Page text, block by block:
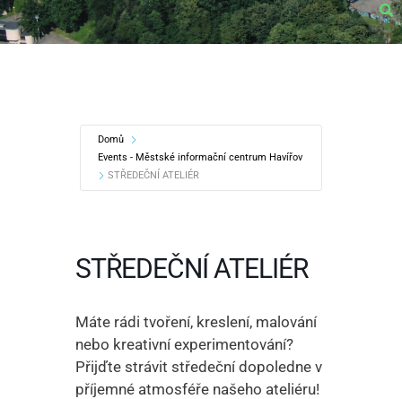
Domů
Events - Městské informační centrum Havířov
STŘEDEČNÍ ATELIÉR
STŘEDEČNÍ ATELIÉR
Máte rádi tvoření, kreslení, malování
nebo kreativní experimentování?
Přijďte strávit středeční dopoledne v
příjemné atmosféře našeho ateliéru!